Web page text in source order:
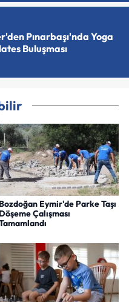
Pınarbaşı'nda Yoga
Buluşması
Bozdoğan Eymir'de Parke Taşı
Döşeme Çalışması